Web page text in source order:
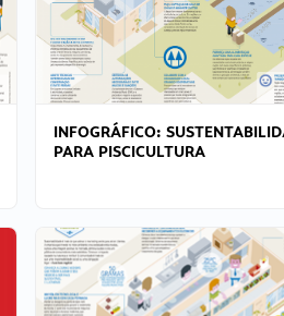
INFOGRÁFICO:
PARA PISCICULTURA